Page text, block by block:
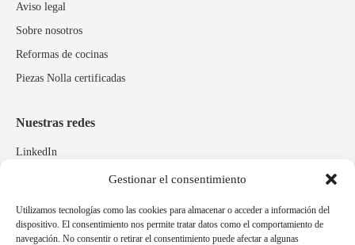
Gestionar el consentimiento
Utilizamos tecnologías como las cookies para almacenar o acceder a información del
dispositivo. El consentimiento nos permite tratar datos como el comportamiento de
navegación. No consentir o retirar el consentimiento puede afectar a algunas
Aviso legal
Sobre nosotros
Reformas de cocinas
Piezas Nolla certificadas
Nuestras redes
LinkedIn